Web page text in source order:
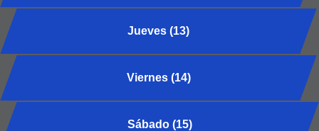
Jueves (13)
Viernes (14)
Sábado (15)